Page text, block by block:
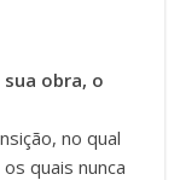
obra, o
no qual
quais nunca